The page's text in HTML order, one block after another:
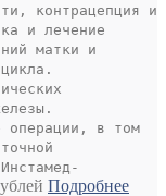
контрацепция и
и лечение
матки и
операции, в том
Инстамед-
Подробнее